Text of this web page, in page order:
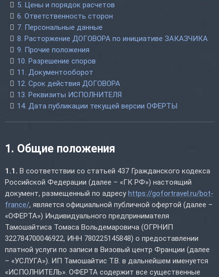
5. Цены и порядок расчетов
6. Ответственность сторон
7. Персональные данные
8. Расторжение ДОГОВОРА по инициативе ЗАКАЗЧИКА
9. Прочие положения
10. Разрешение споров
11. Документооборот
12. Срок действия ДОГОВОРА
13. Реквизиты ИСПОЛНИТЕЛЯ
14. Дата публикации текущей версии ОФЕРТЫ
1. Общие положения
1.1. В соответствии со статьей 437 Гражданского кодекса
Российской Федерации (далее – «ГК РФ») настоящий
документ, размещенный по адресу https://gofortravel.ru/bot-
france/, является официальной публичной офертой (далее –
«ОФЕРТА») Индивидуального предпринимателя
Тамошайтиса Томаса Вольдемаровича (ОГРНИП
322784700046922, ИНН 780225145848) о предоставлении
платной услуги по записи в Визовый центр Франции (далее
– «УСЛУГА»). ИП Тамошайтис Т.В. в дальнейшем именуется
«ИСПОЛНИТЕЛЬ». ОФЕРТА содержит все существенные